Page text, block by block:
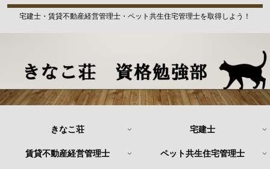
宅建士・賃貸不動産経営管理士・ペット共生住宅管理士を取得しよう！
きなこ荘 宅建士
賃貸不動産経営管理士 ペット共生住宅管理士